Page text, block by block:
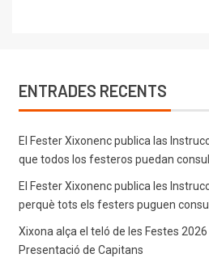
ENTRADES RECENTS
El Fester Xixonenc publica las
que todos los festeros puedan
El Fester Xixonenc publica les
perquè tots els festers puguen
Xixona alça el teló de les Festes
Presentació de Capitans